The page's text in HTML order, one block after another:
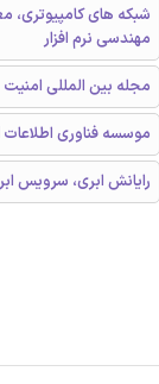
شبکه های کامپیوتری،
مهندسی نرم افزار
مجله بین المللی امنیت
موسسه فناوری اطلاعات Daffodil، داکا، بنگلادش
رایانش ابری، سرویس